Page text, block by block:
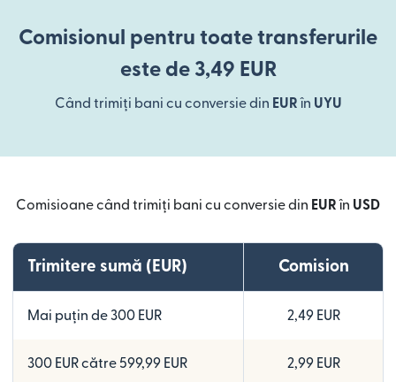
Comisionul pentru toate transferurile
este de 3,49 EUR
Când trimiți bani cu conversie din EURîn UYU
Comisioane când trimiți bani cu conversie din EURîn USD
Trimitere sumă (EUR) Comision
Mai puțin de 300 EUR 2,49 EUR
300 EUR către 599,99 EUR 2,99 EUR